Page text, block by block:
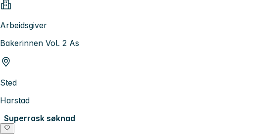
Arbeidsgiver
Bakerinnen Vol. 2 As
Sted
Harstad
Superrask søknad